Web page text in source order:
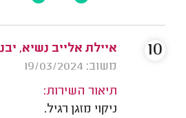
איילת אלייב נשיא,
משוב: 19/03/2024
תיאור השירות:
ניקוי מזגן רגיל.
10